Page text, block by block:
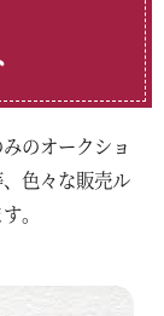
のオークショ
色々な販売ル
。